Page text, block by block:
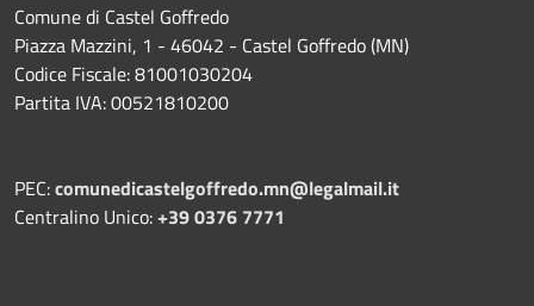
Comune di Castel Goffredo
Piazza Mazzini, 1 - 46042 - Castel Goffredo (MN)
Codice Fiscale: 81001030204
Partita IVA: 00521810200
PEC:comunedicastelgoffredo.mn@legalmail.it
Centralino Unico:+39 0376 7771